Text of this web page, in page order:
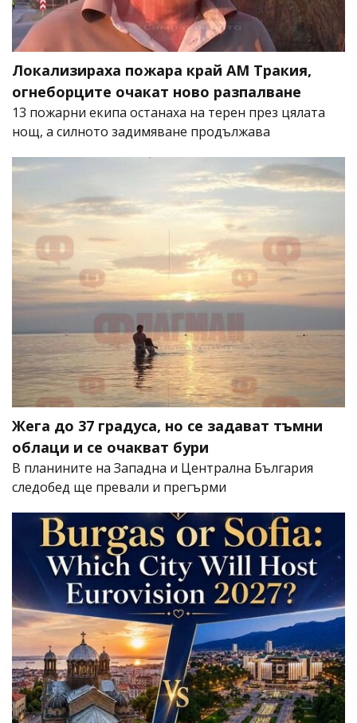
Локализираха пожара край АМ Тракия,
огнеборците очакат ново разпалване
13 пожарни екипа останаха на терен през цялата
нощ, а силното задимяване продължава
Жега до 37 градуса, но се задават тъмни
облаци и се очакват бури
В планините на Западна и Централна България
следобед ще превали и прегърми